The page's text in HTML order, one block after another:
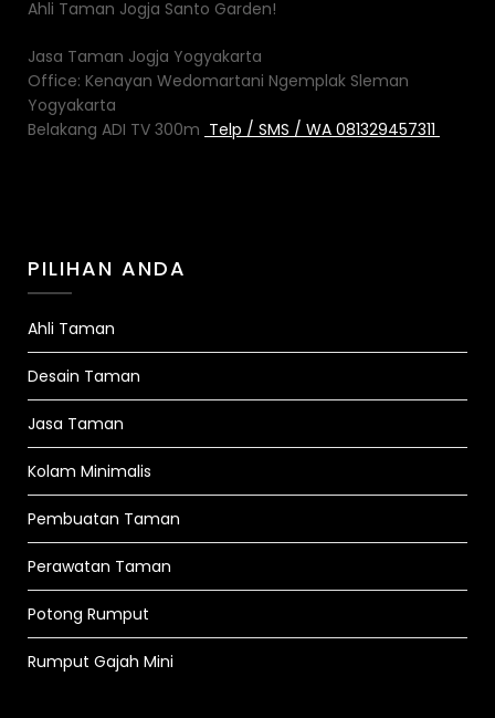
Ahli Taman Jogja Santo Garden!
Jasa Taman Jogja Yogyakarta
Office: Kenayan Wedomartani Ngemplak Sleman
Yogyakarta
Belakang ADI TV 300m Telp / SMS / WA 081329457311
PILIHAN ANDA
Ahli Taman
Desain Taman
Jasa Taman
Kolam Minimalis
Pembuatan Taman
Perawatan Taman
Potong Rumput
Rumput Gajah Mini